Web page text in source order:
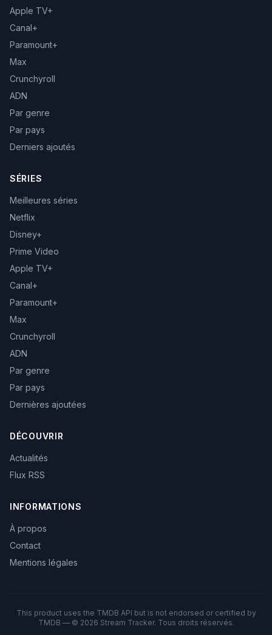
Apple TV+
Canal+
Paramount+
Max
Crunchyroll
ADN
Par genre
Par pays
Derniers ajoutés
SÉRIES
Meilleures séries
Netflix
Disney+
Prime Video
Apple TV+
Canal+
Paramount+
Max
Crunchyroll
ADN
Par genre
Par pays
Dernières ajoutées
DÉCOUVRIR
Actualités
Flux RSS
INFORMATIONS
À propos
Contact
Mentions légales
This product uses the TMDB API but is not endorsed or certified by
TMDB — © 2026 Stream Tracker. Tous droits réservés.